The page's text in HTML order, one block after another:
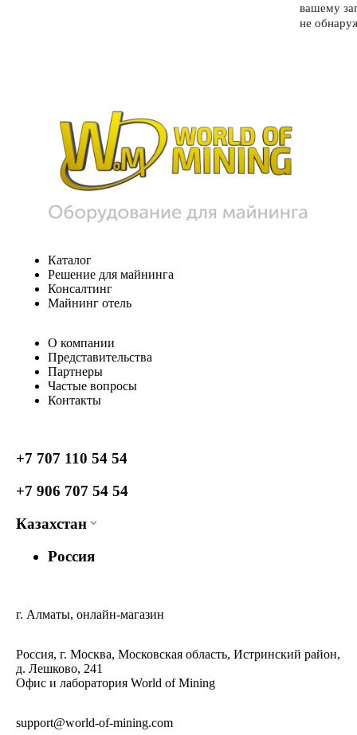
вашему
не
Каталог
Решение для майнинга
Консалтинг
Майнинг отель
О компании
Представительства
Партнеры
Частые вопросы
Контакты
+7 707 110 54 54
+7 906 707 54 54
Казахстан
Россия
г. Алматы, онлайн-магазин
Россия, г. Москва, Московская область, Истринский район,
д. Лешково, 241
Офис и лаборатория World of Mining
support@world-of-mining.com